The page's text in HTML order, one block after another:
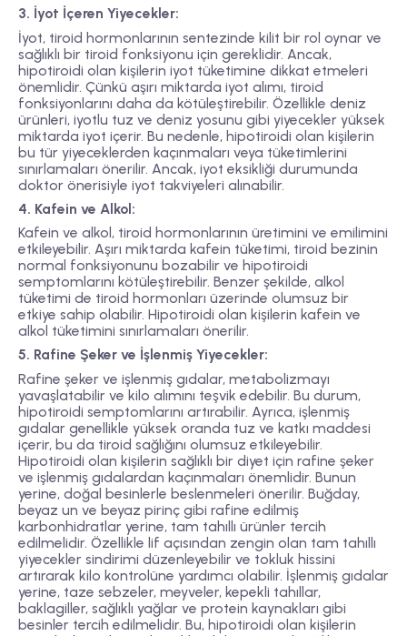
3. İyot İçeren Yiyecekler:
İyot, tiroid hormonlarının sentezinde kilit bir rol oynar ve
sağlıklı bir tiroid fonksiyonu için gereklidir. Ancak,
hipotiroidi olan kişilerin iyot tüketimine dikkat etmeleri
önemlidir. Çünkü aşırı miktarda iyot alımı, tiroid
fonksiyonlarını daha da kötüleştirebilir. Özellikle deniz
ürünleri, iyotlu tuz ve deniz yosunu gibi yiyecekler yüksek
miktarda iyot içerir. Bu nedenle, hipotiroidi olan kişilerin
bu tür yiyeceklerden kaçınmaları veya tüketimlerini
sınırlamaları önerilir. Ancak, iyot eksikliği durumunda
doktor önerisiyle iyot takviyeleri alınabilir.
4. Kafein ve Alkol:
Kafein ve alkol, tiroid hormonlarının üretimini ve emilimini
etkileyebilir. Aşırı miktarda kafein tüketimi, tiroid bezinin
normal fonksiyonunu bozabilir ve hipotiroidi
semptomlarını kötüleştirebilir. Benzer şekilde, alkol
tüketimi de tiroid hormonları üzerinde olumsuz bir
etkiye sahip olabilir. Hipotiroidi olan kişilerin kafein ve
alkol tüketimini sınırlamaları önerilir.
5. Rafine Şeker ve İşlenmiş Yiyecekler:
Rafine şeker ve işlenmiş gıdalar, metabolizmayı
yavaşlatabilir ve kilo alımını teşvik edebilir. Bu durum,
hipotiroidi semptomlarını artırabilir. Ayrıca, işlenmiş
gıdalar genellikle yüksek oranda tuz ve katkı maddesi
içerir, bu da tiroid sağlığını olumsuz etkileyebilir.
Hipotiroidi olan kişilerin sağlıklı bir diyet için rafine şeker
ve işlenmiş gıdalardan kaçınmaları önemlidir. Bunun
yerine, doğal besinlerle beslenmeleri önerilir. Buğday,
beyaz un ve beyaz pirinç gibi rafine edilmiş
karbonhidratlar yerine, tam tahıllı ürünler tercih
edilmelidir. Özellikle lif açısından zengin olan tam tahıllı
yiyecekler sindirimi düzenleyebilir ve tokluk hissini
artırarak kilo kontrolüne yardımcı olabilir. İşlenmiş gıdalar
yerine, taze sebzeler, meyveler, kepekli tahıllar,
baklagiller, sağlıklı yağlar ve protein kaynakları gibi
besinler tercih edilmelidir. Bu, hipotiroidi olan kişilerin